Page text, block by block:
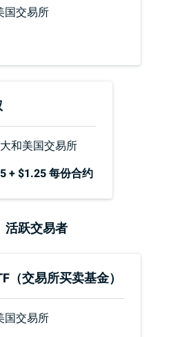
国交易所
和美国交易所
+ $1.25每份合约
活跃交易者
（交易所买卖基金）
国交易所